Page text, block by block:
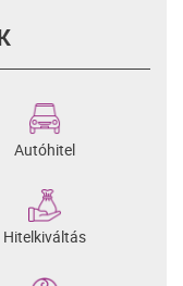
Autóhitel
Hitelkiváltás